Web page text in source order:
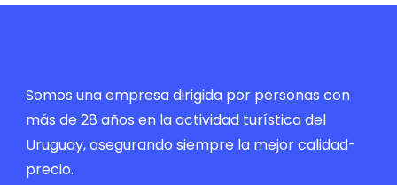
Somos una empresa dirigida por personas con
más de 28 años en la actividad turística del
Uruguay, asegurando siempre la mejor calidad-
precio.